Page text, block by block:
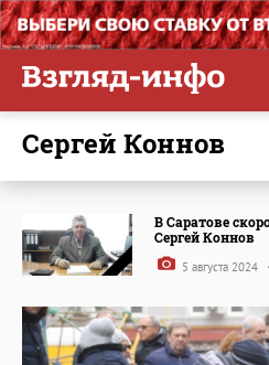
Сергей Коннов
В Саратове
Сергей Коннов
5 августа 2024